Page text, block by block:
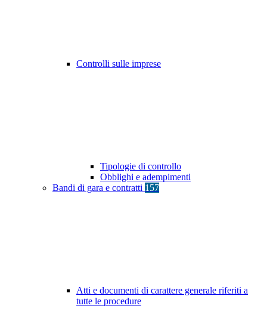
Controlli sulle imprese
Tipologie di controllo
Obblighi e adempimenti
Bandi di gara e contratti 157
Atti e documenti di carattere generale riferiti a
tutte le procedure